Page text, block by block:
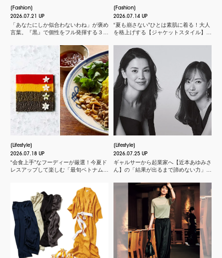
Fashion
2026.07.21 UP
「あなたにしか似合わないわね」が褒め
言葉。『黒』で個性をフル発揮する３つ
Fashion
2026.07.14 UP
“夏も崩さない”ひとは素肌に着る！大人
を格上げする【ジャケットスタイル】厳
Lifestyle
2026.07.18 UP
“会食上手”なフーディーが厳選！今夏ド
レスアップして楽しむ「最旬ベトナム料
Lifestyle
2026.07.25 UP
ギャルサーから起業家へ【近本あゆみさ
ん】の「結果が出るまで諦めない力」と